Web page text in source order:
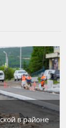
в районе